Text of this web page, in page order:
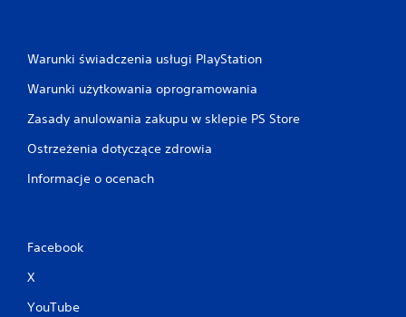
Warunki świadczenia usługi PlayStation
Warunki użytkowania oprogramowania
Zasady anulowania zakupu w sklepie PS Store
Ostrzeżenia dotyczące zdrowia
Informacje o ocenach
Facebook
X
YouTube